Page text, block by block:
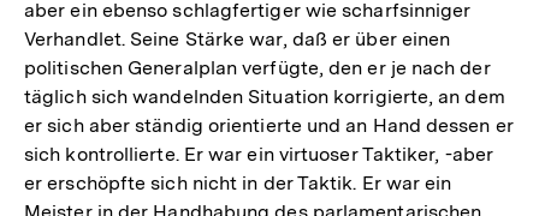
aber ein ebenso schlagfertiger wie scharfsinniger
Verhandlet. Seine Stärke war, daß er über einen
politischen Generalplan verfügte, den er je nach der
täglich sich wandelnden Situation korrigierte, an dem
er sich aber ständig orientierte und an Hand dessen er
sich kontrollierte. Er war ein virtuoser Taktiker, -aber
er erschöpfte sich nicht in der Taktik. Er war ein
Meister in der Handhabung des parlamentarischen